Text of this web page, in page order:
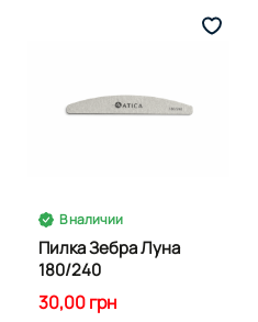
В наличии
Пилка Зебра Луна
180/240
30,00 грн